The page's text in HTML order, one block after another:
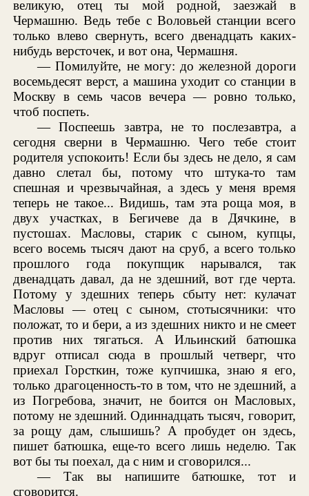
великую, отец ты мой родной, заезжай в
Чермашню. Ведь тебе с Воловьей станции всего
только влево свернуть, всего двенадцать каких-
нибудь версточек, и вот она, Чермашня.
— Помилуйте, не могу: до железной дороги
восемьдесят верст, а машина уходит со станции в
Москву в семь часов вечера — ровно только,
чтоб поспеть.
— Поспеешь завтра, не то послезавтра, а
сегодня сверни в Чермашню. Чего тебе стоит
родителя успокоить! Если бы здесь не дело, я сам
давно слетал бы, потому что штука-то там
спешная и чрезвычайная, а здесь у меня время
теперь не такое... Видишь, там эта роща моя, в
двух участках, в Бегичеве да в Дячкине, в
пустошах. Масловы, старик с сыном, купцы,
всего восемь тысяч дают на сруб, а всего только
прошлого года покупщик нарывался, так
двенадцать давал, да не здешний, вот где черта.
Потому у здешних теперь сбыту нет: кулачат
Масловы — отец с сыном, стотысячники: что
положат, то и бери, а из здешних никто и не смеет
против них тягаться. А Ильинский батюшка
вдруг отписал сюда в прошлый четверг, что
приехал Горсткин, тоже купчишка, знаю я его,
только драгоценность-то в том, что не здешний, а
из Погребова, значит, не боится он Масловых,
потому не здешний. Одиннадцать тысяч, говорит,
за рощу дам, слышишь? А пробудет он здесь,
пишет батюшка, еще-то всего лишь неделю. Так
вот бы ты поехал, да с ним и сговорился...
— Так вы напишите батюшке, тот и
сговорится.